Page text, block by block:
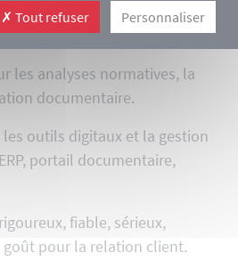
la norme ISO 17025
les analyses normatives, la
documentaire.
les outils digitaux et la gestion
portail documentaire,
fiable, sérieux,
pour la relation client.
Tout refuser Personnaliser